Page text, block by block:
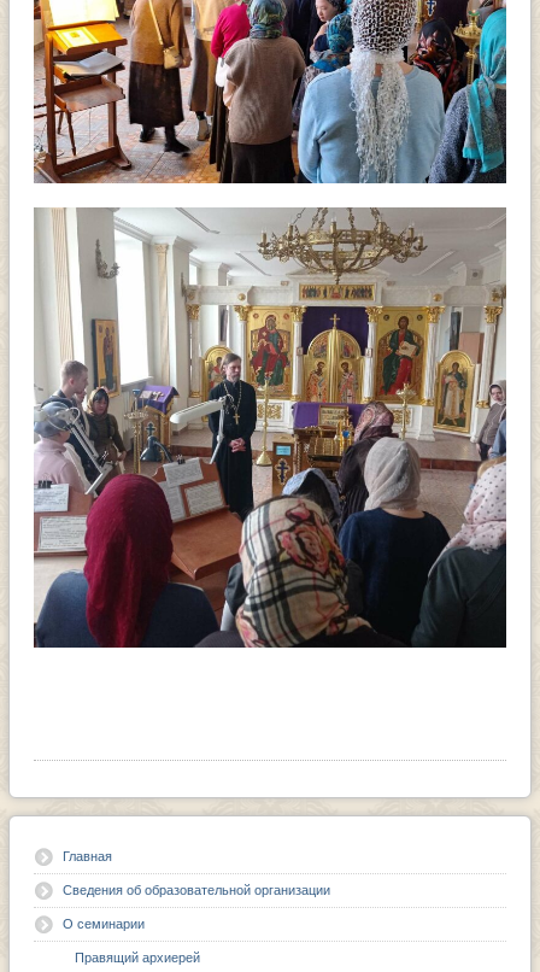
Главная
Сведения об образовательной организации
О семинарии
Правящий архиерей